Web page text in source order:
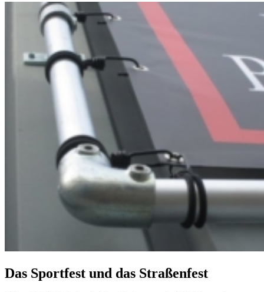
Das Sportfest und das Straßenfest